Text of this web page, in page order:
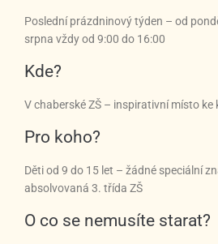
Poslední prázdninový týden – od
srpna vždy od 9:00 do 16:00
Kde?
V chaberské ZŠ – inspirativní místo ke
Pro koho?
Děti od 9 do 15 let – žádné speciální
absolvovaná 3. třída ZŠ
O co se nemusíte starat?